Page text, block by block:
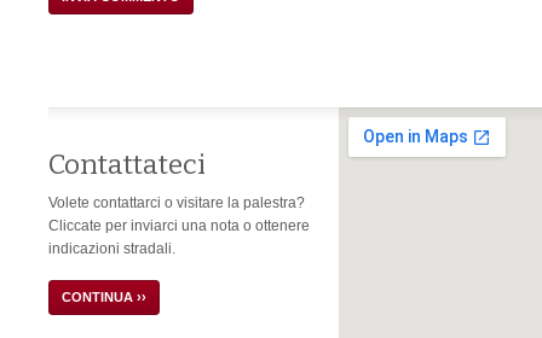
Contattateci
Volete contattarci o visitare la palestra?
Cliccate per inviarci una nota o ottenere
indicazioni stradali.
CONTINUA ››